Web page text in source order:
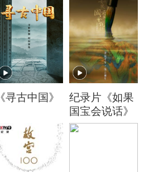
《寻古中国》
纪录片《如果
国宝会说话》